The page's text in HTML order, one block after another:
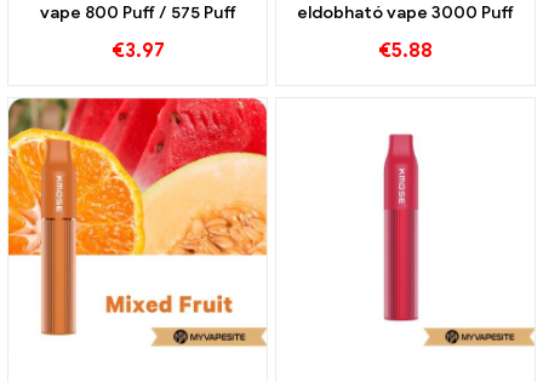
vape 800 Puff / 575 Puff
€3.97
eldobható vape 3000 Puff
€5.88